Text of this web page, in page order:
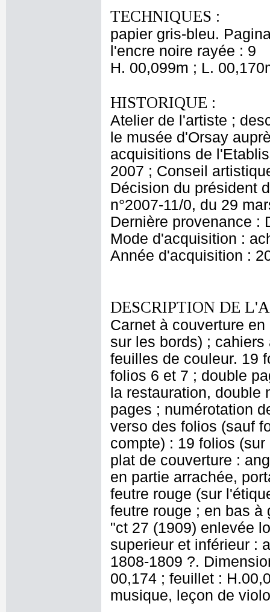
TECHNIQUES :
papier gris-bleu.
l'encre noire rayée : 9
H. 00,099m ; L.
HISTORIQUE :
Atelier de l'artiste ;
le musée d'Orsay
acquisitions de
2007 ; Conseil
Décision du président
n°2007-11/0, du 29
Dernière provenance :
Mode d'acquisition :
Année d'acquisition :
DESCRIPTION DE
Carnet à couverture
sur les bords) ;
feuilles de couleur. 19
folios 6 et 7 ; double
la restauration, double
pages ; numérotation
verso des folios (sauf
compte) : 19 folios
plat de couverture :
en partie arrachée,
feutre rouge (sur
feutre rouge ; en bas à
"ct 27 (1909) enlevée
superieur et inférieur :
1808-1809 ?.
00,174 ; feuillet :
musique, leçon de